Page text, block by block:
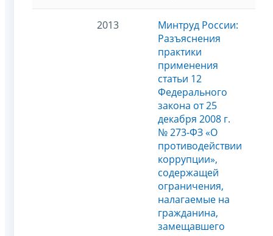
2013
Минтруд России:
Разъяснения
практики
применения
статьи 12
Федерального
закона от 25
декабря 2008 г.
№ 273-ФЗ «О
противодействии
коррупции»,
содержащей
ограничения,
налагаемые на
гражданина,
замещавшего